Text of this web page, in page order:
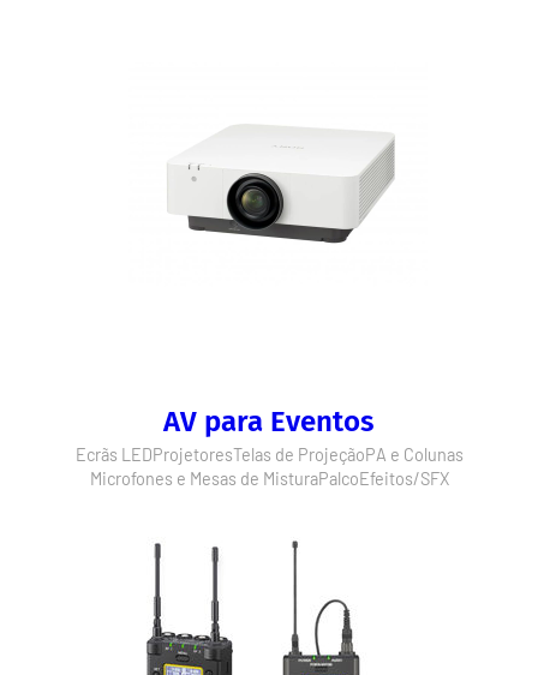
AV para Eventos
Ecrãs LEDProjetoresTelas de ProjeçãoPA e Colunas
Microfones e Mesas de MisturaPalcoEfeitos/SFX